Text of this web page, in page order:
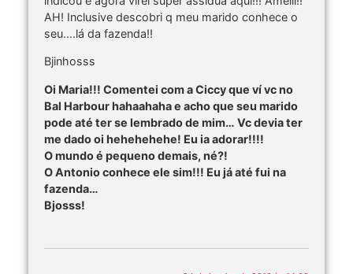
AH! Inclusive descobri q meu marido conhece o
seu….lá da fazenda!!
Bjinhosss
Oi Maria!!! Comentei com a Ciccy que ví vc no
Bal Harbour hahaahaha e acho que seu marido
pode até ter se lembrado de mim… Vc devia ter
me dado oi hehehehehe! Eu ia adorar!!!!
O mundo é pequeno demais, né?!
O Antonio conhece ele sim!!! Eu já até fui na
fazenda…
Bjosss!